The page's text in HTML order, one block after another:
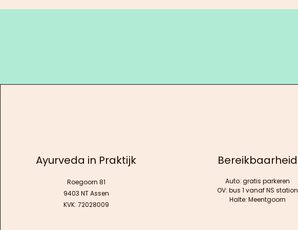
kardemom
Ayurveda in Praktijk
Roegoorn 81
9403 NT Assen
KVK: 72028009
Bereikbaarheid
Auto: gratis parkeren
OV: bus 1 vanaf NS station
Halte: Meentgoorn